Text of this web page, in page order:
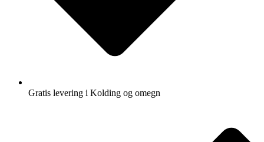
Gratis levering i Kolding og omegn